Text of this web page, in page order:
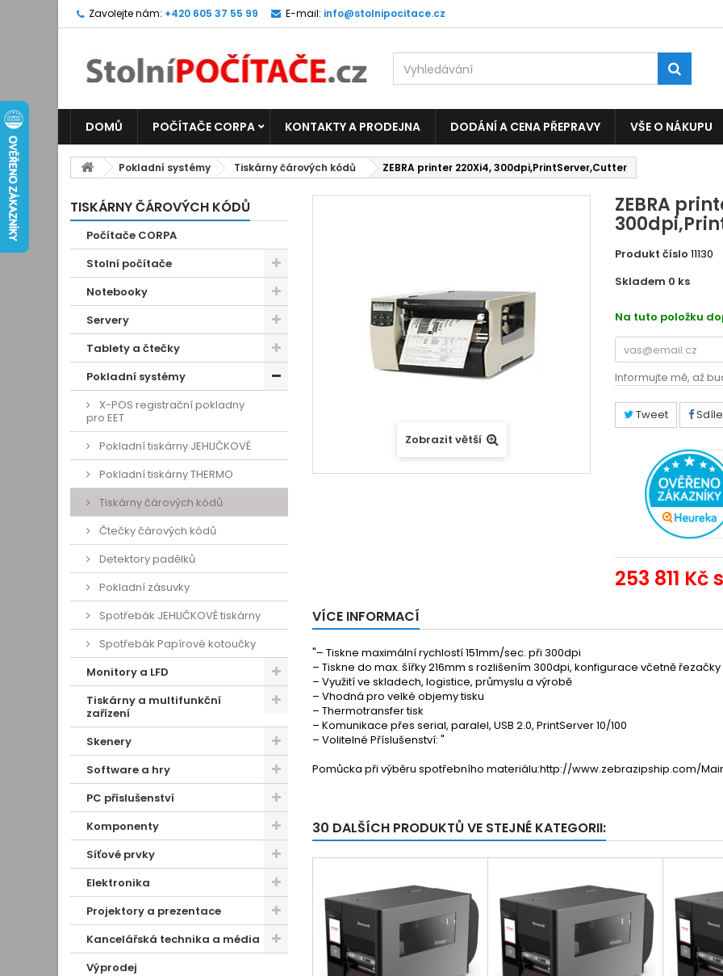
Zavolejte nám: +420 605 37 55 99 E-mail: info@stolnipocitace.cz
DOMŮ POČÍTAČE CORPA KONTAKTY A PRODEJNA DODÁNÍ A CENA PŘEPRAVY VŠE O NÁKUPU
Pokladní systémy Tiskárny čárových kódů ZEBRA printer 220Xi4, 300dpi,PrintServer,Cutter
TISKÁRNY ČÁROVÝCH KÓDŮ
Počítače CORPA
Stolní počítače
Notebooky
Servery
Tablety a čtečky
Pokladní systémy
X-POS registrační pokladny
pro EET
Pokladní tiskárny JEHLIČKOVÉ
Pokladní tiskárny THERMO
Tiskárny čárových kódů
Čtečky čárových kódů
Detektory padělků
Pokladní zásuvky
Spotřebák JEHLIČKOVÉ tiskárny
Spotřebák Papírové kotoučky
Monitory a LFD
Tiskárny a multifunkční
zařízení
Skenery
Software a hry
PC příslušenství
Komponenty
Síťové prvky
Elektronika
Projektory a prezentace
Kancelářská technika a média
Výprodej
Zobrazit větší
ZEBRA
Produkt číslo 11130
Skladem 0 ks
Na tuto položku
Informujte mě, až
Tweet
253 811 Kč
VÍCE INFORMACÍ
"– Tiskne maximální rychlostí 151mm/sec. při 300dpi
– Tiskne do max. šířky 216mm s rozlišením 300dpi, konfigurace včetně řezačky
– Využití ve skladech, logistice, průmyslu a výrobě
– Vhodná pro velké objemy tisku
– Thermotransfer tisk
– Komunikace přes serial, paralel, USB 2.0, PrintServer 10/100
– Volitelné Příslušenství: "
Pomůcka při výběru spotřebního materiálu:http://www.zebrazipship.com/
30 DALŠÍCH PRODUKTŮ VE STEJNÉ KATEGORII: